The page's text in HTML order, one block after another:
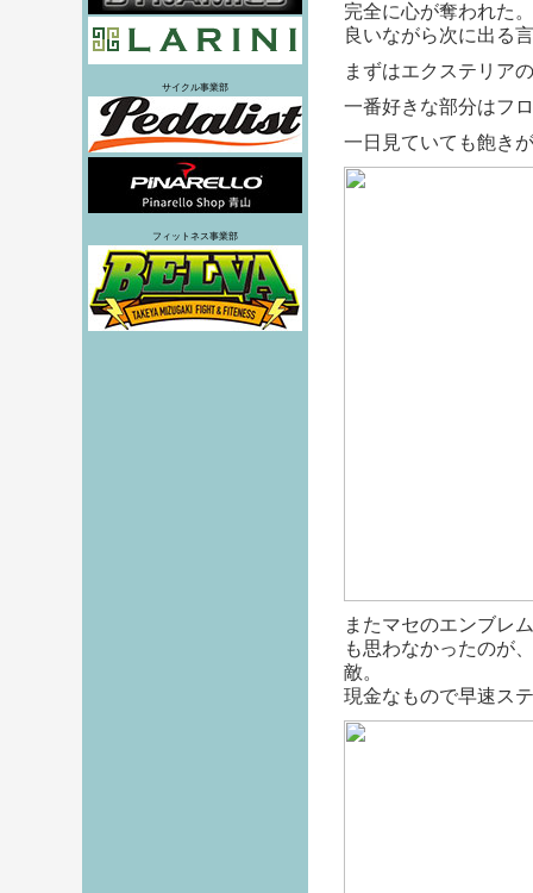
サイクル事業部
フィットネス事業部
完全に心が奪われた
良いながら次に出る
まずはエクステリア
一番好きな部分はフ
一日見ていても飽き
またマセのエンブレ
も思わなかったのが
敵。
現金なもので早速ス